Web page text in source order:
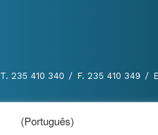
T. 235 410 340 / F. 235 410 349 /
(Português)